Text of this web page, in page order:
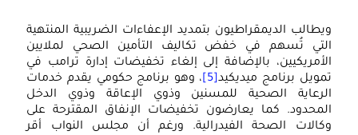
الديمقراطيون بتمديد الإعفاءات الضريبية المنتهية
تُسهم في خفض تكاليف التأمين الصحي لملايين
بالإضافة إلى إلغاء تخفيضات إدارة ترامب في
برنامج ميديكيد[5]
، وهو برنامج حكومي يقدم خدمات
الصحية للمسنين وذوي الإعاقة وذوي الدخل
كما يعارضون تخفيضات الإنفاق المقترحة على
الصحة الفيدرالية. ورغم أن مجلس النواب أقر